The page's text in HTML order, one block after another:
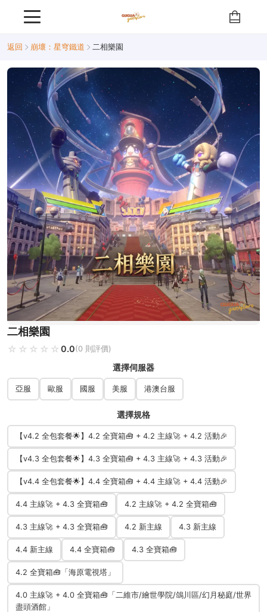
返回 崩壞：星穹鐵道 二相樂園
二相樂園
☆☆☆☆☆
★★★★★ 0.0(0 則評價)
選擇伺服器
亞服 歐服 國服 美服 港澳台服
選擇規格
【v4.2 全包套餐🌟】4.2 全寶箱🧰 + 4.2 主線🚀 + 4.2 活動🎉
【v4.3 全包套餐🌟】4.3 全寶箱🧰 + 4.3 主線🚀 + 4.3 活動🎉
【v4.4 全包套餐🌟】4.4 全寶箱🧰 + 4.4 主線🚀 + 4.4 活動🎉
4.4 主線🚀 + 4.3 全寶箱🧰 4.2 主線🚀 + 4.2 全寶箱🧰
4.3 主線🚀 + 4.3 全寶箱🧰 4.2 新主線 4.3 新主線
4.4 新主線 4.4 全寶箱🧰 4.3 全寶箱🧰
4.2 全寶箱🧰「海原電視塔」
4.0 主線🚀 + 4.0 全寶箱🧰「二維市/繪世學院/鴿川區/幻月秘庭/世界
盡頭酒館」